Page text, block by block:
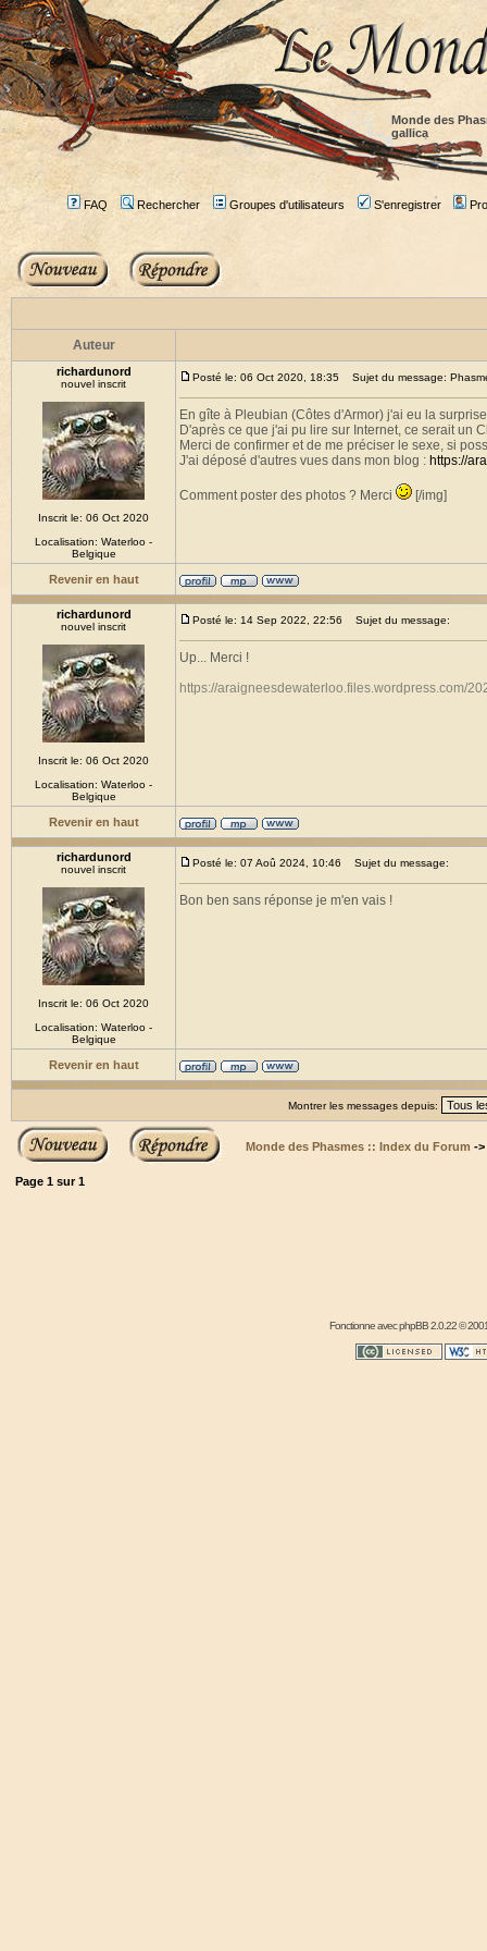
Monde des
gallica
FAQ Rechercher Groupes d'utilisateurs S'enregistrer
Auteur
richardunord
nouvel inscrit
Inscrit le: 06 Oct 2020
Localisation: Waterloo -
Belgique
Posté le: 06 Oct 2020, 18:35 Sujet du message:
En gîte à Pleubian (Côtes d'Armor) j'ai eu la
D'après ce que j'ai pu lire sur Internet, ce serait un
Merci de confirmer et de me préciser le sexe, si
J'ai déposé d'autres vues dans mon blog : https://
Comment poster des photos ? Merci [/img]
Revenir en haut
richardunord
nouvel inscrit
Inscrit le: 06 Oct 2020
Localisation: Waterloo -
Belgique
Posté le: 14 Sep 2022, 22:56 Sujet du message:
Up... Merci !
https://araigneesdewaterloo.files.wordpress.com/
Revenir en haut
richardunord
nouvel inscrit
Inscrit le: 06 Oct 2020
Localisation: Waterloo -
Belgique
Posté le: 07 Aoû 2024, 10:46 Sujet du message:
Bon ben sans réponse je m'en vais !
Revenir en haut
Montrer les messages depuis:
Monde des Phasmes :: Index du Forum ->
Page 1 sur1
Fonctionne avecphpBB2.0.22 ©